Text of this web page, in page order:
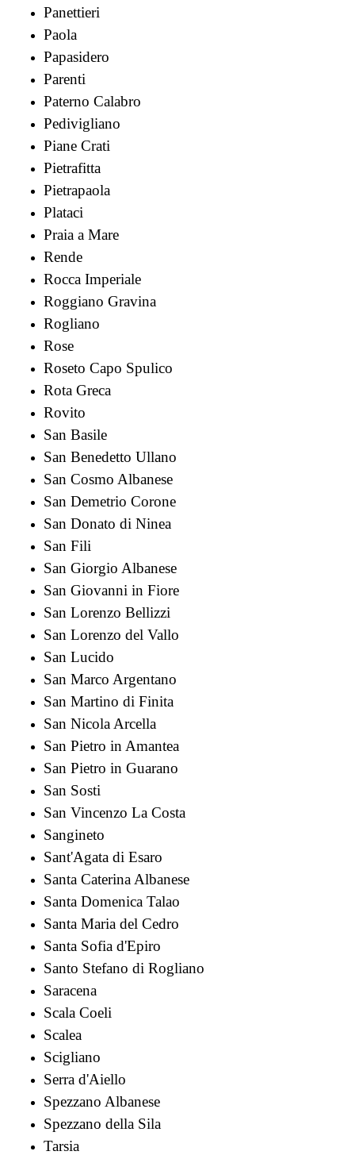
Panettieri
Paola
Papasidero
Parenti
Paterno Calabro
Pedivigliano
Piane Crati
Pietrafitta
Pietrapaola
Plataci
Praia a Mare
Rende
Rocca Imperiale
Roggiano Gravina
Rogliano
Rose
Roseto Capo Spulico
Rota Greca
Rovito
San Basile
San Benedetto Ullano
San Cosmo Albanese
San Demetrio Corone
San Donato di Ninea
San Fili
San Giorgio Albanese
San Giovanni in Fiore
San Lorenzo Bellizzi
San Lorenzo del Vallo
San Lucido
San Marco Argentano
San Martino di Finita
San Nicola Arcella
San Pietro in Amantea
San Pietro in Guarano
San Sosti
San Vincenzo La Costa
Sangineto
Sant'Agata di Esaro
Santa Caterina Albanese
Santa Domenica Talao
Santa Maria del Cedro
Santa Sofia d'Epiro
Santo Stefano di Rogliano
Saracena
Scala Coeli
Scalea
Scigliano
Serra d'Aiello
Spezzano Albanese
Spezzano della Sila
Tarsia